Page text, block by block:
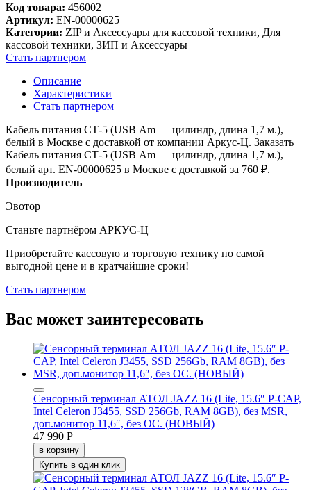
Код товара: 456002
Артикул: EN-00000625
Категории: ZIP и Аксессуары для кассовой техники, Для
кассовой техники, ЗИП и Аксессуары
Стать партнером
Описание
Характеристики
Стать партнером
Кабель питания СТ-5 (USB Аm — цилиндр, длина 1,7 м.),
белый в Москве с доставкой от компании Аркус-Ц. Заказать
Кабель питания СТ-5 (USB Аm — цилиндр, длина 1,7 м.),
белый арт. EN-00000625 в Москве с доставкой за 760 ₽.
Производитель
Эвотор
Станьте партнёром АРКУС-Ц
Приобретайте кассовую и торговую технику по самой
выгодной цене и в кратчайшие сроки!
Стать партнером
Вас может заинтересовать
Сенсорный терминал АТОЛ JAZZ 16 (Lite, 15.6″ P-CAP,
Intel Celeron J3455, SSD 256Gb, RAM 8GB), без MSR,
доп.монитор 11,6″, без ОС. (НОВЫЙ)
47 990 Р
в корзину
Купить в один клик